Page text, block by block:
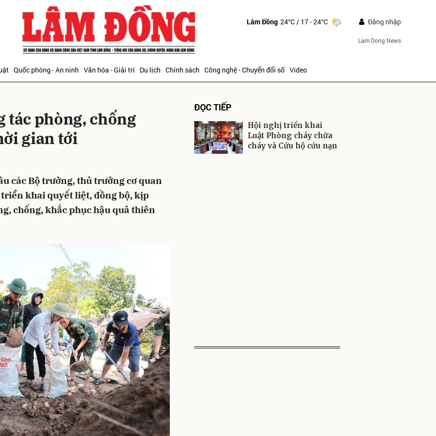
Lâm Đồng 24°C/ 17 - 24°C Đăng nhập
Lam Dong News
Quốc phòng - An ninh Văn hóa - Giải trí Du lịch Chính sách Công nghệ - Chuyển đổi số Video
tác phòng, chống
gian tới
các Bộ trưởng, thủ trưởng cơ quan
khai quyết liệt, đồng bộ, kịp
chống, khắc phục hậu quả thiên
ĐỌC TIẾP
Hội nghị triển khai
Luật Phòng cháy chữa
cháy và Cứu hộ cứu nạn
luận